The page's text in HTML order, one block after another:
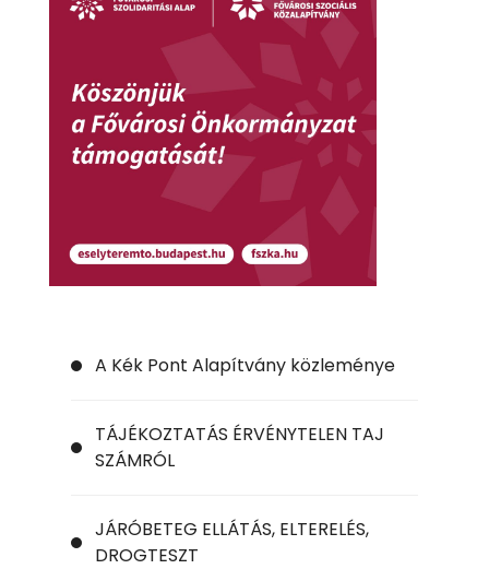
A Kék Pont Alapítvány közleménye
TÁJÉKOZTATÁS ÉRVÉNYTELEN TAJ
SZÁMRÓL
JÁRÓBETEG ELLÁTÁS, ELTERELÉS,
DROGTESZT